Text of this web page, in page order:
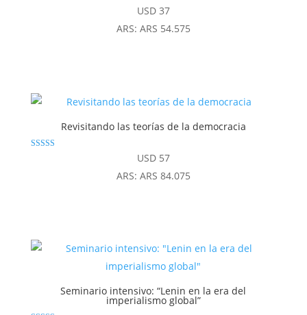
USD37
ARS: ARS 54.575
Revisitando las teorías de la democracia
USD57
ARS: ARS 84.075
Seminario intensivo: “Lenin en la era del
imperialismo global”